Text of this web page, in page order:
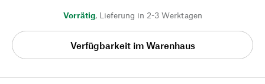
Vorrätig, Lieferung in 2-3 Werktagen
Verfügbarkeit im Warenhaus